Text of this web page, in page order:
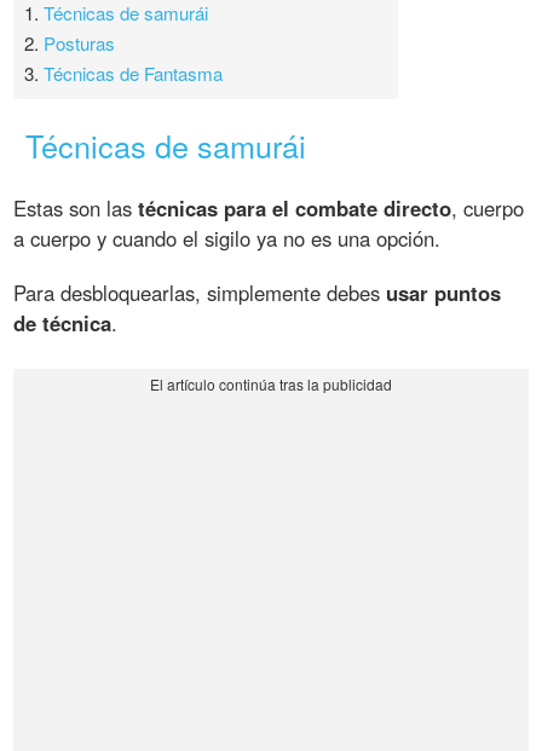
1.Técnicas de samurái
2. Posturas
3.Técnicas de Fantasma
Técnicas de samurái
Estas son lastécnicas para el combate directo, cuerpo
a cuerpo y cuando el sigilo ya no es una opción.
Para desbloquearlas, simplemente debes usar puntos
de técnica.